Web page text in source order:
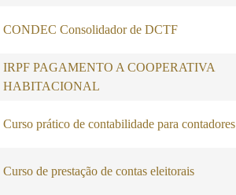
CONDEC Consolidador de DCTF
IRPF PAGAMENTO A COOPERATIVA
HABITACIONAL
Curso prático de contabilidade para contadores
Curso de prestação de contas eleitorais